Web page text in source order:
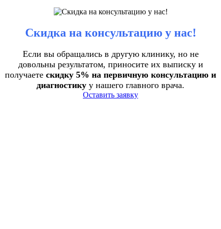
Скидка на консультацию у нас!
Если вы обращались в другую клинику, но не
довольны результатом, приносите их выписку и
получаете скидку 5% на первичную консультацию и
диагностику у нашего главного врача.
Оставить заявку